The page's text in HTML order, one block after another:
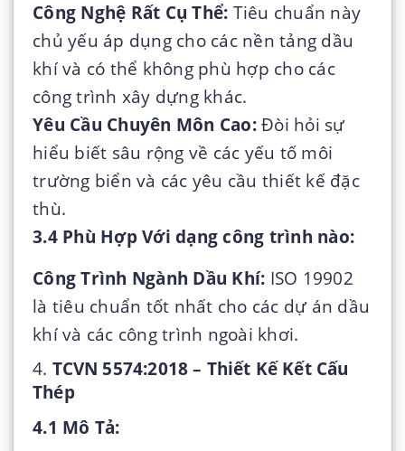
Công Nghệ Rất Cụ Thể: Tiêu chuẩn này
chủ yếu áp dụng cho các nền tảng dầu
khí và có thể không phù hợp cho các
công trình xây dựng khác.
Yêu Cầu Chuyên Môn Cao:Đòi hỏi sự
hiểu biết sâu rộng về các yếu tố môi
trường biển và các yêu cầu thiết kế đặc
thù.
3.4 Phù Hợp Với dạng công trình nào:
Công Trình Ngành Dầu Khí: ISO 19902
là tiêu chuẩn tốt nhất cho các dự án dầu
khí và các công trình ngoài khơi.
4. TCVN 5574:2018 – Thiết Kế Kết Cấu
Thép
4.1 Mô Tả: